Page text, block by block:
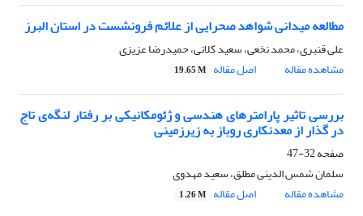
مطالعه میدانی شواهد صحرایی از علائم فرونشست در استان البرز
علی قنبری، محمد نخعی، سعید کلانی، حمیدرضا عزیزی
مشاهده مقاله
اصل مقاله 19.65 M
بررسی تاثیر پارامترهای هندسی و ژئومکانیکی بر رفتار لنگه‌ی تاج
در گذار از معدنکاری روباز به زیرزمینی
صفحه32-47
سلمان شمس الدینی مطلق، سعید مهدوی
مشاهده مقاله
اصل مقاله 1.26 M